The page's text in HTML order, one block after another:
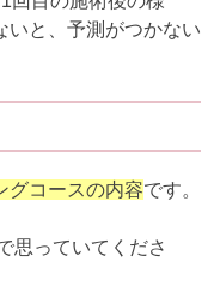
いと、予測がつかない
グコースの内容です。
思っていてくださ